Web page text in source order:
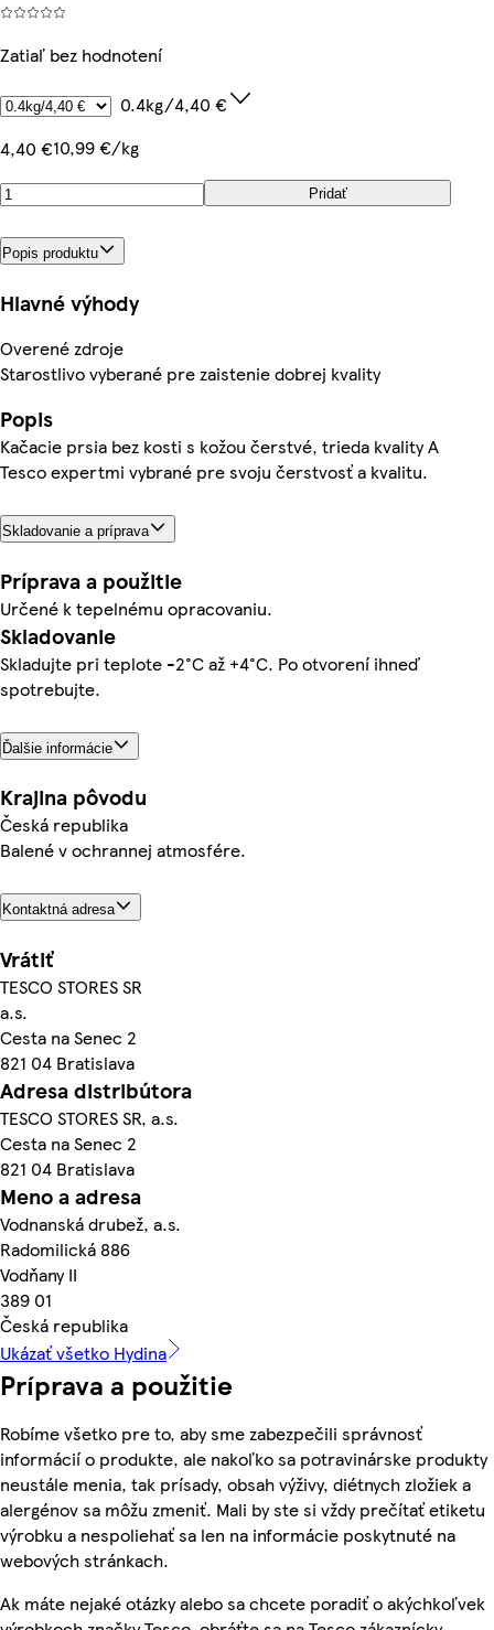
Zatiaľ bez hodnotení
0.4kg/4,40 €
4,40 €10,99 €/kg
Pridať
Popis produktu
Hlavné výhody
Overené zdroje
Starostlivo vyberané pre zaistenie dobrej kvality
Popis
Kačacie prsia bez kosti s kožou čerstvé, trieda kvality A
Tesco expertmi vybrané pre svoju čerstvosť a kvalitu.
Skladovanie a príprava
Príprava a použitie
Určené k tepelnému opracovaniu.
Skladovanie
Skladujte pri teplote -2°C až +4°C. Po otvorení ihneď
spotrebujte.
Ďalšie informácie
Krajina pôvodu
Česká republika
Balené v ochrannej atmosfére.
Kontaktná adresa
Vrátiť
TESCO STORES SR
a.s.
Cesta na Senec 2
821 04 Bratislava
Adresa distribútora
TESCO STORES SR, a.s.
Cesta na Senec 2
821 04 Bratislava
Meno a adresa
Vodnanská drubež, a.s.
Radomilická 886
Vodňany II
389 01
Česká republika
Ukázať všetko Hydina
Príprava a použitie
Robíme všetko pre to, aby sme zabezpečili správnosť
informácií o produkte, ale nakoľko sa potravinárske produkty
neustále menia, tak prísady, obsah výživy, diétnych zložiek a
alergénov sa môžu zmeniť. Mali by ste si vždy prečítať etiketu
výrobku a nespoliehať sa len na informácie poskytnuté na
webových stránkach.
Ak máte nejaké otázky alebo sa chcete poradiť o akýchkoľvek